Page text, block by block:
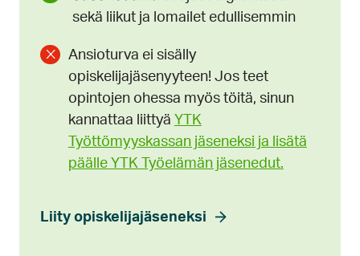
sekä liikut ja lomailet edullisemmin
Ansioturva ei sisälly
opiskelijajäsenyyteen! Jos teet
opintojen ohessa myös töitä, sinun
kannattaa liittyä YTK
Työttömyyskassan jäseneksi ja lisätä
päälle YTK Työelämän jäsenedut.
Liity opiskelijajäseneksi